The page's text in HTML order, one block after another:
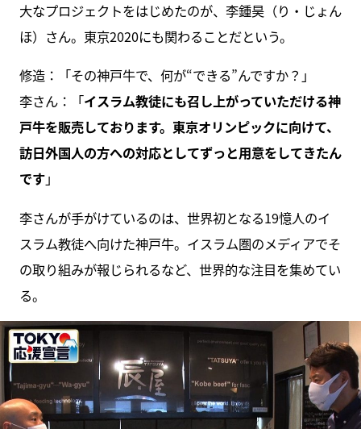
大なプロジェクトをはじめたのが、李鍾昊（り・じょん
ほ）さん。東京2020にも関わることだという。
修造：「その神戸牛で、何が“できる”んですか？」
李さん：「イスラム教徒にも召し上がっていただける神
戸牛を販売しております。東京オリンピックに向けて、
訪日外国人の方への対応としてずっと用意をしてきたん
です」
李さんが手がけているのは、世界初となる19憶人のイ
スラム教徒へ向けた神戸牛。イスラム圏のメディアでそ
の取り組みが報じられるなど、世界的な注目を集めてい
る。